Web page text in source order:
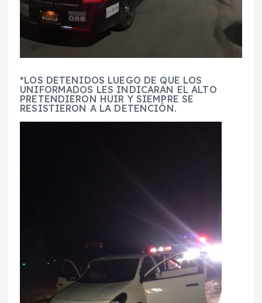
*LOS DETENIDOS LUEGO DE QUE LOS
UNIFORMADOS LES INDICARAN EL ALTO
PRETENDIERON HUIR Y SIEMPRE SE
RESISTIERON A LA DETENCIÓN.